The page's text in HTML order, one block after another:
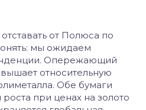
от Полюса по
мы ожидаем
Опережающий
относительную
Обе бумаги
при ценах на золото